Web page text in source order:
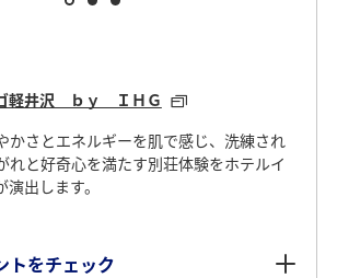
軽井沢 ｂｙ ＩＨＧ
かさとエネルギーを肌で感じ、洗練され
れと好奇心を満たす別荘体験をホテルイ
出します。
トをチェック